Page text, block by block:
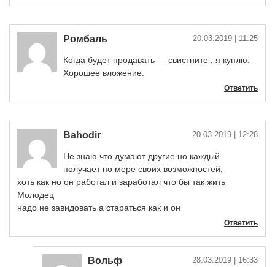
Ромбаль 20.03.2019 | 11:25
Когда будет продавать — свистните , я куплю.
Хорошее вложение.
Ответить
Bahodir 20.03.2019 | 12:28
Не знаю что думают другие но каждый
получает по мере своих возможностей,
хоть как но он работал и заработал что бы так жить
Молодец
надо не завидовать а стараться как и он
Ответить
Вольф 28.03.2019 | 16:33